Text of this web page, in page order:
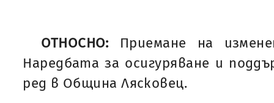
ОТНОСНО: Приемане на
Наредбата за осигуряване и
ред в Община Лясковец.